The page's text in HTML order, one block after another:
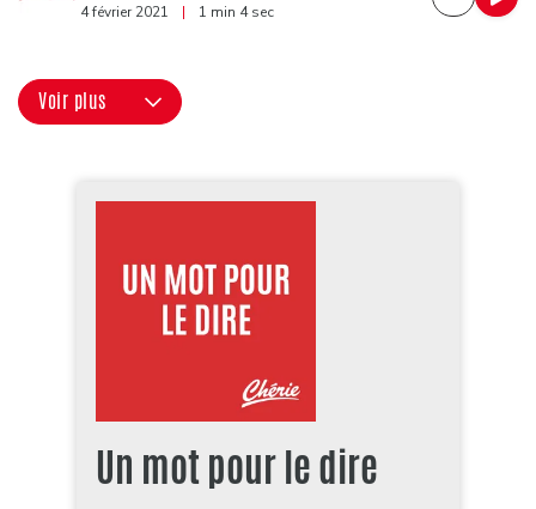
4 février 2021 | 1 min 4 sec
Voir plus
Un mot pour le dire